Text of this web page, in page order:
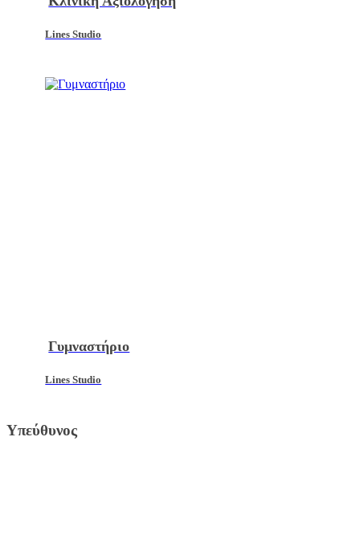
Lines Studio
Γυμναστήριο
Lines Studio
Υπεύθυνος